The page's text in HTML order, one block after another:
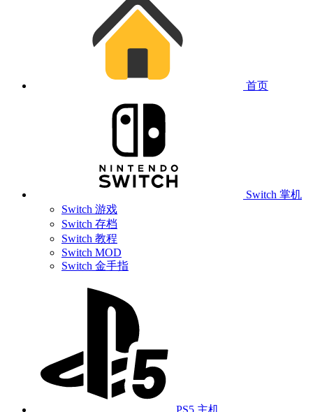
首页
Switch 掌机
Switch 游戏
Switch 存档
Switch 教程
Switch MOD
Switch 金手指